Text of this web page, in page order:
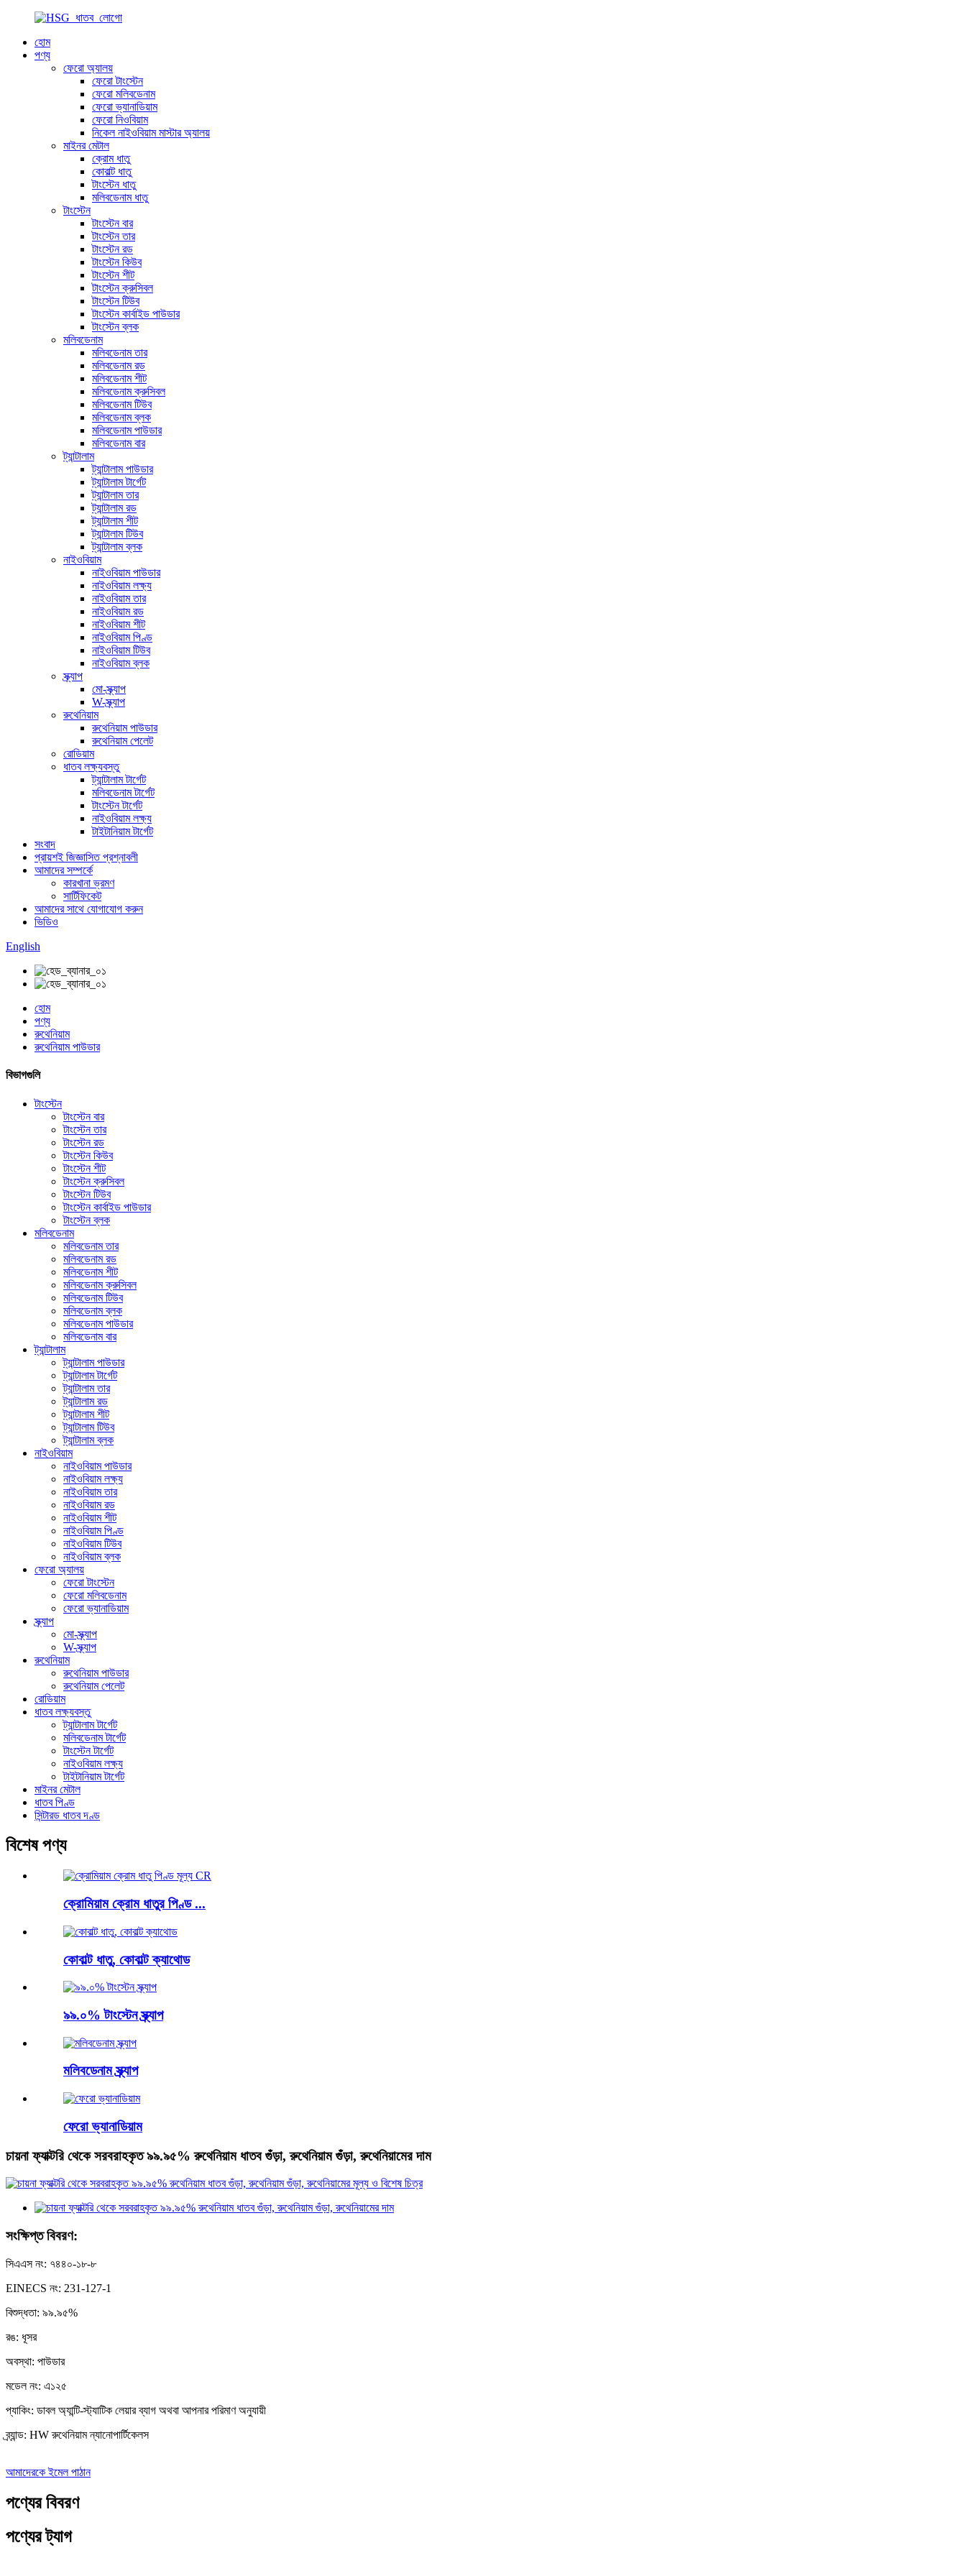
হোম
পণ্য
ফেরো অ্যালয়
ফেরো টাংস্টেন
ফেরো মলিবডেনাম
ফেরো ভ্যানাডিয়াম
ফেরো নিওবিয়াম
নিকেল নাইওবিয়াম মাস্টার অ্যালয়
মাইনর মেটাল
ক্রোম ধাতু
কোবাল্ট ধাতু
টাংস্টেন ধাতু
মলিবডেনাম ধাতু
টাংস্টেন
টাংস্টেন বার
টাংস্টেন তার
টাংস্টেন রড
টাংস্টেন কিউব
টাংস্টেন শীট
টাংস্টেন ক্রুসিবল
টাংস্টেন টিউব
টাংস্টেন কার্বাইড পাউডার
টাংস্টেন ব্লক
মলিবডেনাম
মলিবডেনাম তার
মলিবডেনাম রড
মলিবডেনাম শীট
মলিবডেনাম ক্রুসিবল
মলিবডেনাম টিউব
মলিবডেনাম ব্লক
মলিবডেনাম পাউডার
মলিবডেনাম বার
ট্যান্টালাম
ট্যান্টালাম পাউডার
ট্যান্টালাম টার্গেট
ট্যান্টালাম তার
ট্যান্টালাম রড
ট্যান্টালাম শীট
ট্যান্টালাম টিউব
ট্যান্টালাম ব্লক
নাইওবিয়াম
নাইওবিয়াম পাউডার
নাইওবিয়াম লক্ষ্য
নাইওবিয়াম তার
নাইওবিয়াম রড
নাইওবিয়াম শীট
নাইওবিয়াম পিণ্ড
নাইওবিয়াম টিউব
নাইওবিয়াম ব্লক
স্ক্র্যাপ
মো-স্ক্র্যাপ
W-স্ক্র্যাপ
রুথেনিয়াম
রুথেনিয়াম পাউডার
রুথেনিয়াম পেলেট
রোডিয়াম
ধাতব লক্ষ্যবস্তু
ট্যান্টালাম টার্গেট
মলিবডেনাম টার্গেট
টাংস্টেন টার্গেট
নাইওবিয়াম লক্ষ্য
টাইটানিয়াম টার্গেট
সংবাদ
প্রায়শই জিজ্ঞাসিত প্রশ্নাবলী
আমাদের সম্পর্কে
কারখানা ভ্রমণ
সার্টিফিকেট
আমাদের সাথে যোগাযোগ করুন
ভিডিও
English
হোম
পণ্য
রুথেনিয়াম
রুথেনিয়াম পাউডার
বিভাগগুলি
টাংস্টেন
টাংস্টেন বার
টাংস্টেন তার
টাংস্টেন রড
টাংস্টেন কিউব
টাংস্টেন শীট
টাংস্টেন ক্রুসিবল
টাংস্টেন টিউব
টাংস্টেন কার্বাইড পাউডার
টাংস্টেন ব্লক
মলিবডেনাম
মলিবডেনাম তার
মলিবডেনাম রড
মলিবডেনাম শীট
মলিবডেনাম ক্রুসিবল
মলিবডেনাম টিউব
মলিবডেনাম ব্লক
মলিবডেনাম পাউডার
মলিবডেনাম বার
ট্যান্টালাম
ট্যান্টালাম পাউডার
ট্যান্টালাম টার্গেট
ট্যান্টালাম তার
ট্যান্টালাম রড
ট্যান্টালাম শীট
ট্যান্টালাম টিউব
ট্যান্টালাম ব্লক
নাইওবিয়াম
নাইওবিয়াম পাউডার
নাইওবিয়াম লক্ষ্য
নাইওবিয়াম তার
নাইওবিয়াম রড
নাইওবিয়াম শীট
নাইওবিয়াম পিণ্ড
নাইওবিয়াম টিউব
নাইওবিয়াম ব্লক
ফেরো অ্যালয়
ফেরো টাংস্টেন
ফেরো মলিবডেনাম
ফেরো ভ্যানাডিয়াম
স্ক্র্যাপ
মো-স্ক্র্যাপ
W-স্ক্র্যাপ
রুথেনিয়াম
রুথেনিয়াম পাউডার
রুথেনিয়াম পেলেট
রোডিয়াম
ধাতব লক্ষ্যবস্তু
ট্যান্টালাম টার্গেট
মলিবডেনাম টার্গেট
টাংস্টেন টার্গেট
নাইওবিয়াম লক্ষ্য
টাইটানিয়াম টার্গেট
মাইনর মেটাল
ধাতব পিণ্ড
সিন্টারড ধাতব দণ্ড
বিশেষ পণ্য
ক্রোমিয়াম ক্রোম ধাতুর পিণ্ড ...
কোবাল্ট ধাতু, কোবাল্ট ক্যাথোড
৯৯.০% টাংস্টেন স্ক্র্যাপ
মলিবডেনাম স্ক্র্যাপ
ফেরো ভ্যানাডিয়াম
চায়না ফ্যাক্টরি থেকে সরবরাহকৃত ৯৯.৯৫% রুথেনিয়াম ধাতব গুঁড়া, রুথেনিয়াম গুঁড়া, রুথেনিয়ামের দাম
সংক্ষিপ্ত বিবরণ:
সিএএস নং: ৭৪৪০-১৮-৮
EINECS নং: 231-127-1
বিশুদ্ধতা: ৯৯.৯৫%
রঙ: ধূসর
অবস্থা: পাউডার
মডেল নং: এ১২৫
প্যাকিং: ডাবল অ্যান্টি-স্ট্যাটিক লেয়ার ব্যাগ অথবা আপনার পরিমাণ অনুযায়ী
ব্র্যান্ড: HW রুথেনিয়াম ন্যানোপার্টিকেলস
আমাদেরকে ইমেল পাঠান
পণ্যের বিবরণ
পণ্যের ট্যাগ